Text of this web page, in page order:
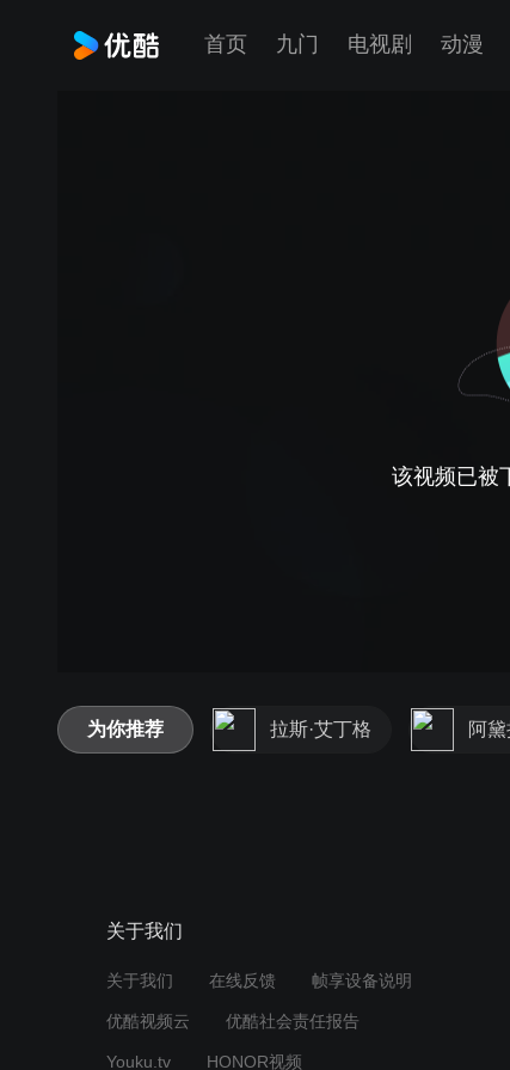
首页 九门 电视剧 动漫
该视频已被
为你推荐 拉斯·艾丁格 阿
关于我们
关于我们 在线反馈 帧享设备说明
优酷视频云 优酷社会责任报告
Youku.tv HONOR视频